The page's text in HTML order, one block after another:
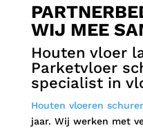
WIJ MEE
Houten vloer
Parketvloer
specialist in
Houten vloeren
jaar. Wij werken met